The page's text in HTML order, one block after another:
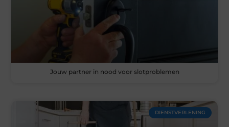
Jouw partner in nood voor slotproblemen
DIENSTVERLENING